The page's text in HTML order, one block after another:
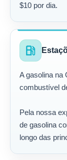
$10 por dia.
local_gas_station
A gasolina na
combustível
Pela nossa
de gasolina
longo das